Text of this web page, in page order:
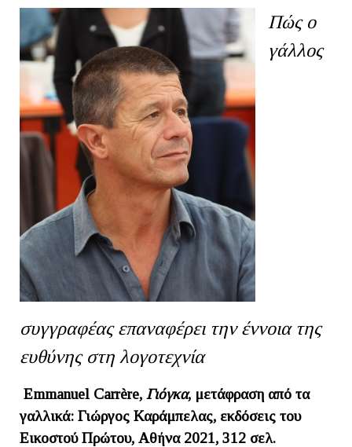
Πώς ο
γάλλος
συγγραφέας επαναφέρει την έννοια της
ευθύνης στη λογοτεχνία
Emmanuel Carrère, Γιόγκα, μετάφραση από τα
γαλλικά: Γιώργος Καράμπελας, εκδόσεις του
Εικοστού Πρώτου, Αθήνα 2021, 312 σελ.